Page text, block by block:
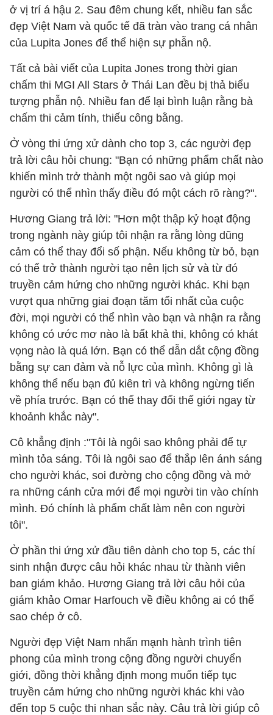
ở vị trí á hậu 2. Sau đêm chung kết, nhiều fan sắc
đẹp Việt Nam và quốc tế đã tràn vào trang cá nhân
của Lupita Jones để thể hiện sự phẫn nộ.
Tất cả bài viết của Lupita Jones trong thời gian
chấm thi MGI All Stars ở Thái Lan đều bị thả biểu
tượng phẫn nộ. Nhiều fan để lại bình luận rằng bà
chấm thi cảm tính, thiếu công bằng.
Ở vòng thi ứng xử dành cho top 3, các người đẹp
trả lời câu hỏi chung: "Bạn có những phẩm chất nào
khiến mình trở thành một ngôi sao và giúp mọi
người có thể nhìn thấy điều đó một cách rõ ràng?".
Hương Giang trả lời: "Hơn một thập kỷ hoạt động
trong ngành này giúp tôi nhận ra rằng lòng dũng
cảm có thể thay đổi số phận. Nếu không từ bỏ, bạn
có thể trở thành người tạo nên lịch sử và từ đó
truyền cảm hứng cho những người khác. Khi bạn
vượt qua những giai đoạn tăm tối nhất của cuộc
đời, mọi người có thể nhìn vào bạn và nhận ra rằng
không có ước mơ nào là bất khả thi, không có khát
vọng nào là quá lớn. Bạn có thể dẫn dắt cộng đồng
bằng sự can đảm và nỗ lực của mình. Không gì là
không thể nếu bạn đủ kiên trì và không ngừng tiến
về phía trước. Bạn có thể thay đổi thế giới ngay từ
khoảnh khắc này".
Cô khẳng định :"Tôi là ngôi sao không phải để tự
mình tỏa sáng. Tôi là ngôi sao để thắp lên ánh sáng
cho người khác, soi đường cho cộng đồng và mở
ra những cánh cửa mới để mọi người tin vào chính
mình. Đó chính là phẩm chất làm nên con người
tôi".
Ở phần thi ứng xử đầu tiên dành cho top 5, các thí
sinh nhận được câu hỏi khác nhau từ thành viên
ban giám khảo. Hương Giang trả lời câu hỏi của
giám khảo Omar Harfouch về điều không ai có thể
sao chép ở cô.
Người đẹp Việt Nam nhấn mạnh hành trình tiên
phong của mình trong cộng đồng người chuyển
giới, đồng thời khẳng định mong muốn tiếp tục
truyền cảm hứng cho những người khác khi vào
đến top 5 cuộc thi nhan sắc này. Câu trả lời giúp cô